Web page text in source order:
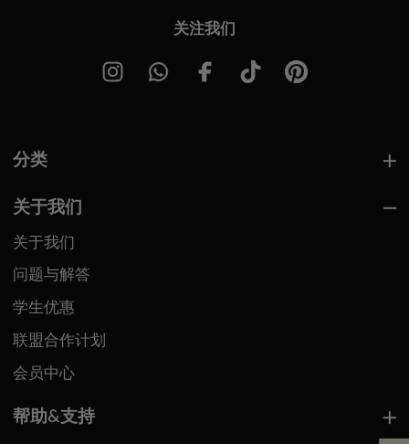
关注我们
分类
关于我们
关于我们
问题与解答
学生优惠
联盟合作计划
会员中心
帮助&支持